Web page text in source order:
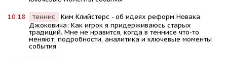
10:18 теннис
Kим Kлийстерс - об идеях реформ Новака
Джоковича: Kак игрок я придерживаюсь старых
традиций. Мне не нравится, когда в теннисе что-то
меняют: подробности, аналитика и ключевые моменты
события